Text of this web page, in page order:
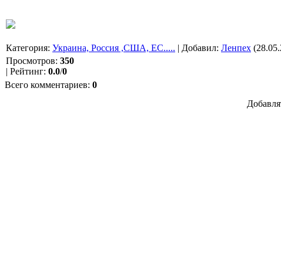
Категория: Украина, Россия ,США, ЕС..... | Добавил: Ленпех
Просмотров: 350
| Рейтинг: 0.0/0
Всего комментариев: 0